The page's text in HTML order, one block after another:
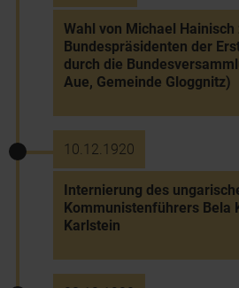
Wahl von Michael Hainisch
Bundespräsidenten der
durch die
Aue, Gemeinde Gloggnitz)
10.12.1920
Internierung des
Kommunistenführers Bela
Karlstein